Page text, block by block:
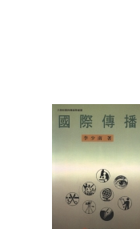
付款完成後，本公
所指定的地點。